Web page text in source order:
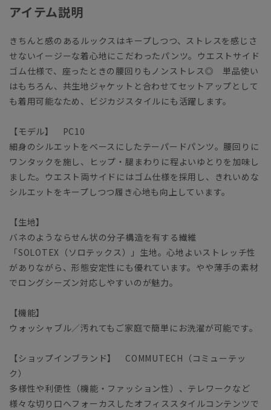
アイテム説明
きちんと感のあるルックスはキープしつつ、ストレスを感じさ
せないイージーな着心地にこだわったパンツ。ウエストサイド
ゴム仕様で、座ったときの腰回りもノンストレス◎ 単品使い
はもちろん、共生地ジャケットと合わせてセットアップとして
も着用可能なため、ビジカジスタイルにも活躍します。
【モデル】 PC10
細身のシルエットをベースにしたテーパードパンツ。腰回りに
ワンタックを施し、ヒップ・腿まわりに程よいゆとりを加味し
ました。ウエスト両サイドにはゴム仕様を採用し、きれいめな
シルエットをキープしつつ履き心地も向上しています。
【生地】
バネのようならせん状の分子構造を有する繊維
「SOLOTEX（ソロテックス）」生地。心地よいストレッチ性
がありながら、形態安定性にも優れています。やや薄手の素材
でロングシーズン対応しやすいのが魅力。
【機能】
ウォッシャブル／汚れてもご家庭で簡単にお洗濯が可能です。
【ショップインブランド】 COMMUTECH（コミューテッ
ク）
多様性や利便性（機能・ファッション性）、テレワークなど
様々な切り口へフォーカスしたオフィススタイルコンテンツで